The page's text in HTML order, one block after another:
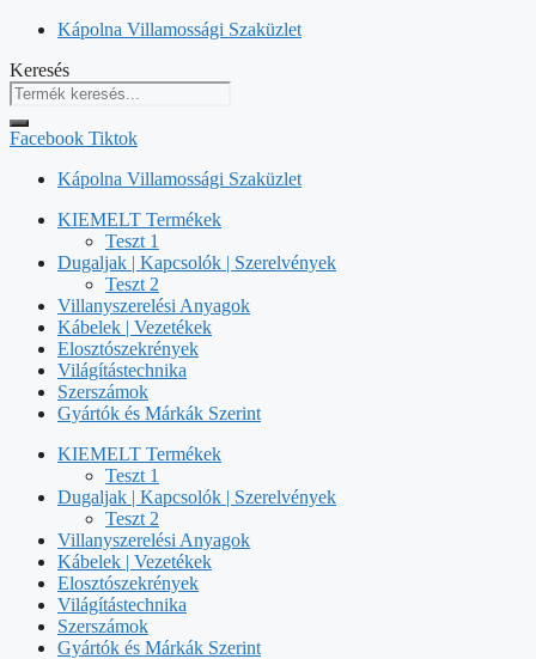
Kilépés
tartalomba
Kápolna Villamossági Szaküzlet
Keresés
Facebook Tiktok
Kápolna Villamossági Szaküzlet
KIEMELT Termékek
Teszt 1
Dugaljak | Kapcsolók | Szerelvények
Teszt 2
Villanyszerelési Anyagok
Kábelek | Vezetékek
Elosztószekrények
Világítástechnika
Szerszámok
Gyártók és Márkák Szerint
KIEMELT Termékek
Teszt 1
Dugaljak | Kapcsolók | Szerelvények
Teszt 2
Villanyszerelési Anyagok
Kábelek | Vezetékek
Elosztószekrények
Világítástechnika
Szerszámok
Gyártók és Márkák Szerint